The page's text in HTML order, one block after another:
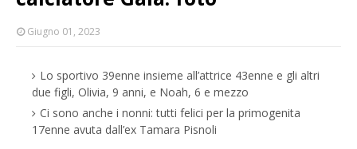
Giugno 01, 2023
Lo sportivo 39enne insieme all’attrice 43enne e gli altri
due figli, Olivia, 9 anni, e Noah, 6 e mezzo
Ci sono anche i nonni: tutti felici per la primogenita
17enne avuta dall’ex Tamara Pisnoli